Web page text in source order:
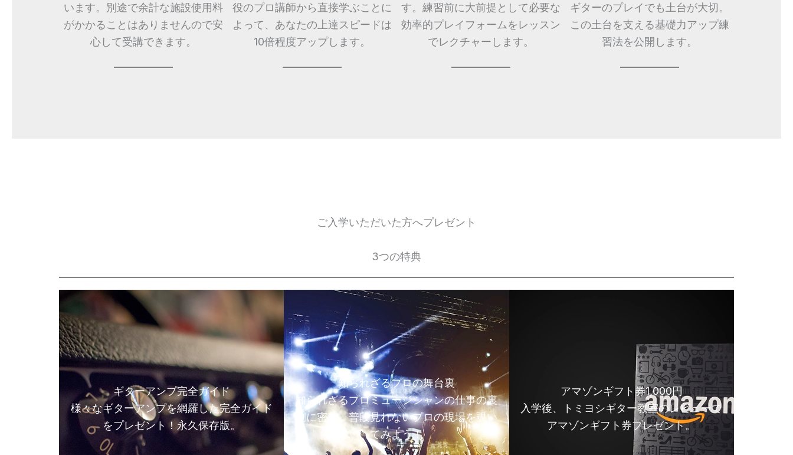
います。別途で余計な施設使用料
がかかることはありませんので安
心して受講できます。
役のプロ講師から直接学ぶことに
よって、あなたの上達スピードは
10倍程度アップします。
す。練習前に大前提として必要な
効率的プレイフォームをレッスン
でレクチャーします。
ギターのプレイでも土台が大切。
この土台を支える基礎力アップ練
習法を公開します。
ご入学いただいた方へプレゼント
3つの特典
ギターアンプ完全ガイド
様々なギターアンプを網羅した完全ガイド
をプレゼント！永久保存版。
知られざるプロの舞台裏
知られざるプロミュージシャンの仕事の裏
側に密着。普段見れないプロの現場を覗い
てみよう！
アマゾンギフト券1,000円
入学後、トミヨシギター教室のレビューで
アマゾンギフト券プレゼント。